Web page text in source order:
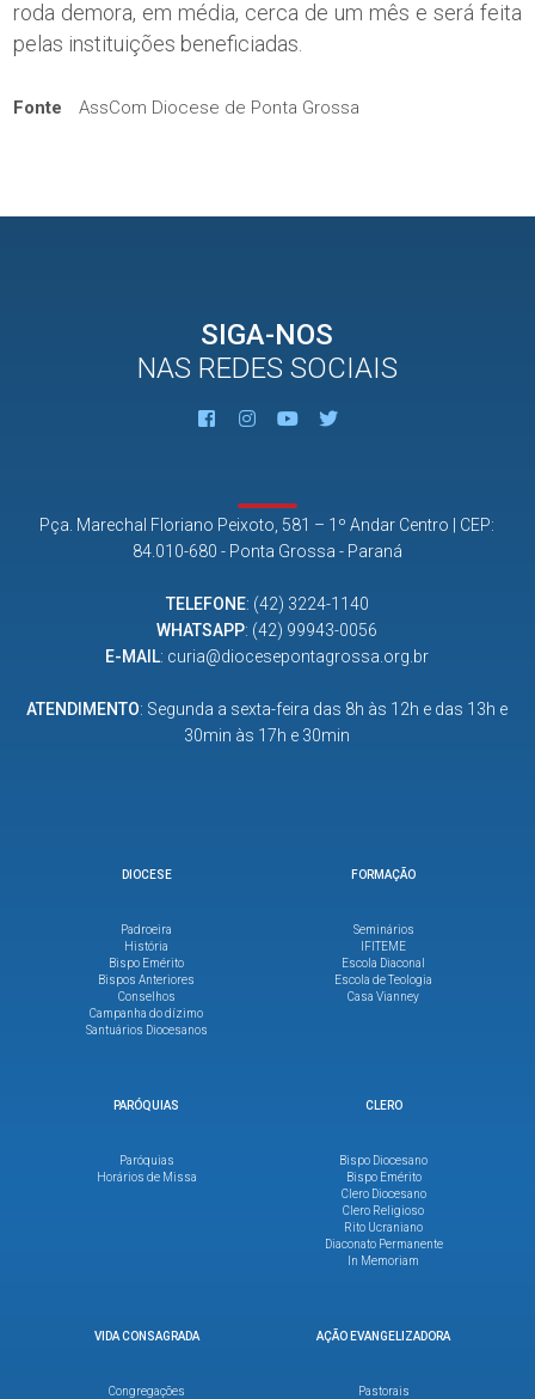
roda demora, em média, cerca de um mês e será feita
pelas instituições beneficiadas.
Fonte AssCom Diocese de Ponta Grossa
SIGA-NOS
NAS REDES SOCIAIS
Pça. Marechal Floriano Peixoto, 581 – 1º Andar Centro | CEP:
84.010-680 - Ponta Grossa - Paraná
TELEFONE: (42) 3224-1140
WHATSAPP: (42) 99943-0056
E-MAIL: curia@diocesepontagrossa.org.br
ATENDIMENTO: Segunda a sexta-feira das 8h às 12h e das 13h e
30min às 17h e 30min
DIOCESE
Padroeira
História
Bispo Emérito
Bispos Anteriores
Conselhos
Campanha do dízimo
Santuários Diocesanos
FORMAÇÃO
Seminários
IFITEME
Escola Diaconal
Escola de Teologia
Casa Vianney
PARÓQUIAS
Paróquias
Horários de Missa
CLERO
Bispo Diocesano
Bispo Emérito
Clero Diocesano
Clero Religioso
Rito Ucraniano
Diaconato Permanente
In Memoriam
VIDA CONSAGRADA
Congregações
AÇÃO EVANGELIZADORA
Pastorais